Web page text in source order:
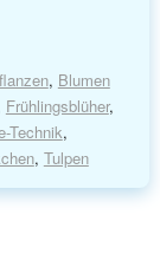
, Blumen
Frühlingsblüher,
Technik,
, Tulpen